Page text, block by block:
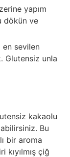
yapım
dökün ve
en sevilen
Glutensiz unla
kakaolu
Bu
bir aroma
kıyılmış çiğ